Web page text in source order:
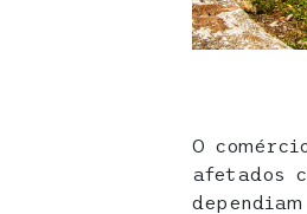
O
afetados